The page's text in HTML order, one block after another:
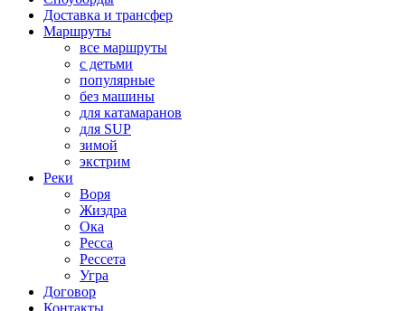
Доставка и трансфер
Маршруты
все маршруты
с детьми
популярные
без машины
для катамаранов
для SUP
зимой
экстрим
Реки
Воря
Жиздра
Ока
Ресса
Рессета
Угра
Договор